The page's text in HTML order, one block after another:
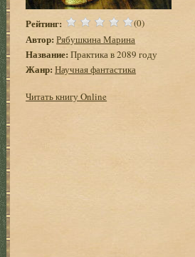
Рейтинг: (0)
Автор: Рябушкина Марина
Название: Практика в 2089 году
Жанр: Научная фантастика
Читать книгу Online